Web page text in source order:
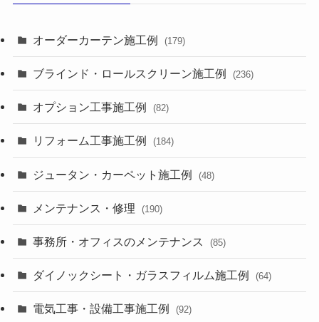
オーダーカーテン施工例 (179)
ブラインド・ロールスクリーン施工例 (236)
オプション工事施工例 (82)
リフォーム工事施工例 (184)
ジュータン・カーペット施工例 (48)
メンテナンス・修理 (190)
事務所・オフィスのメンテナンス (85)
ダイノックシート・ガラスフィルム施工例 (64)
電気工事・設備工事施工例 (92)